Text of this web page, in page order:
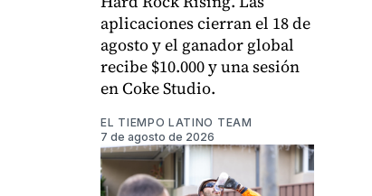
aplicaciones cierran el 18 de
agosto y el ganador global
recibe $10.000 y una sesión
en Coke Studio.
EL TIEMPO LATINO TEAM
7 de agosto de 2026